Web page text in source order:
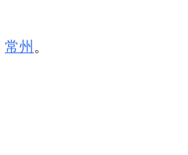
常州 。